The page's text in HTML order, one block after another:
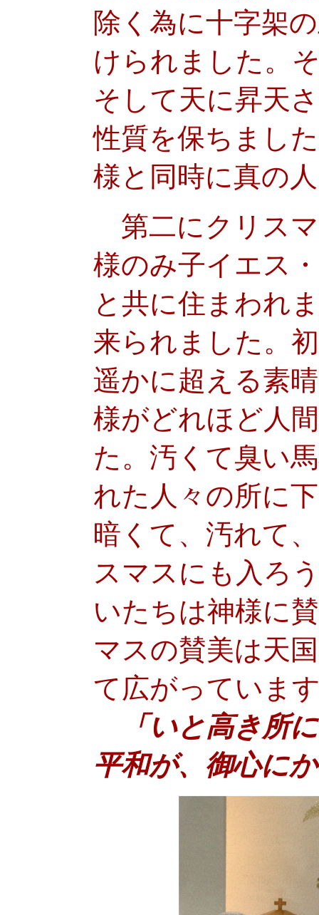
除く為に十字架
けられました。
そして天に昇天
性質を保ちまし
様と同時に真の
第二にクリス
様のみ子イエス
と共に住まわれ
来られました。
遥かに超える素
様がどれほど人
た。汚くて臭い
れた人々の所に
暗くて、汚れて
スマスにも入ろ
いたちは神様に
マスの賛美は天
て広がっていま
「いと高き所
平和が、御心に